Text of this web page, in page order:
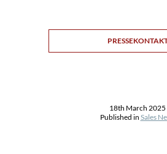
18th March 2025
Published in Sales